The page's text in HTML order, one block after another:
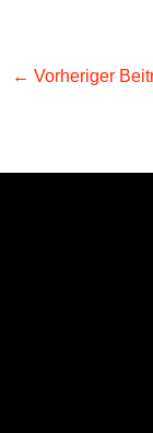
← Vorheriger